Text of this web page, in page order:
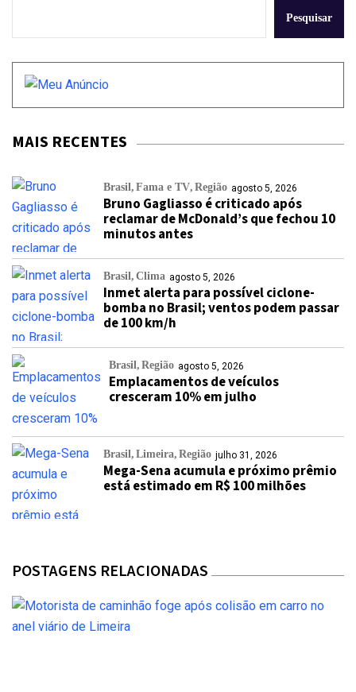
Pesquisar
MAIS RECENTES
Brasil Fama e TV Região agosto 5, 2026
Bruno Gagliasso é criticado após
reclamar de McDonald’s que fechou 10
minutos antes
Brasil Clima agosto 5, 2026
Inmet alerta para possível ciclone-
bomba no Brasil; ventos podem passar
de 100 km/h
Brasil Região agosto 5, 2026
Emplacamentos de veículos
cresceram 10% em julho
Brasil Limeira Região julho 31, 2026
Mega-Sena acumula e próximo prêmio
está estimado em R$ 100 milhões
POSTAGENS RELACIONADAS